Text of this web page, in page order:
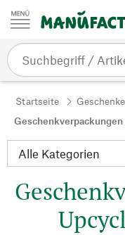
Zum Inhalt springen
Startseite Geschenke